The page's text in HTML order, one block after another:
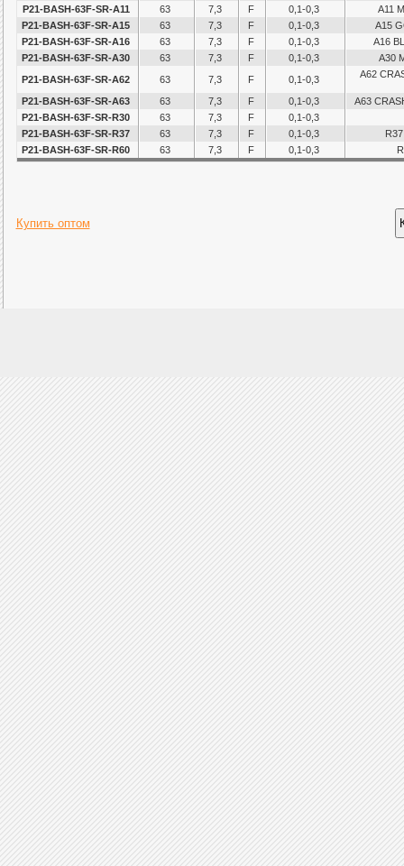
P21-BASH-63F-SR-A11
63 7,3 F 0,1-0,3
A11
P21-BASH-63F-SR-A15
63 7,3 F 0,1-0,3
A15
P21-BASH-63F-SR-A16
63 7,3 F 0,1-0,3
A16
P21-BASH-63F-SR-A30
63 7,3 F 0,1-0,3
A30
P21-BASH-63F-SR-A62
63 7,3 F 0,1-0,3 A62
P21-BASH-63F-SR-A63 63 7,3 F 0,1-0,3
A63
P21-BASH-63F-SR-R30
63 7,3 F
0,1-0,3
P21-BASH-63F-SR-R37
63 7,3 F 0,1-0,3
P21-BASH-63F-SR-R60
63 7,3 F 0,1-0,3
Купить оптом